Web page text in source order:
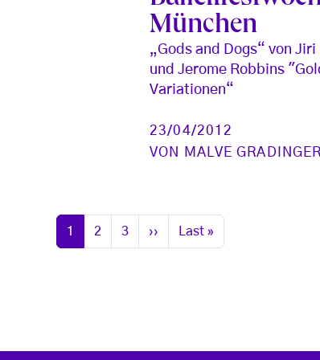
München
„Gods and Dogs“ von Jiri
und Jerome Robbins
Variationen“
23/04/2012
VON
MALVE GRADINGER
Seite
1 Seite
2 Seite
3 Nächste Seite
›› Letzte Seite
Last »